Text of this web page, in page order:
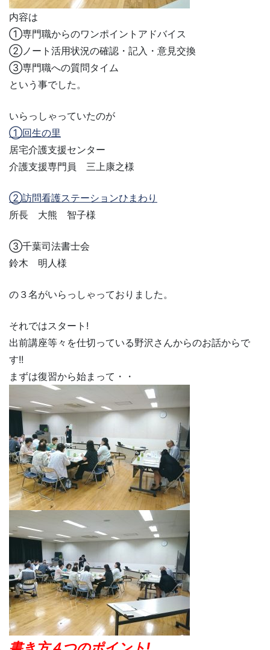
内容は
①専門職からのワンポイントアドバイス
②ノート活用状況の確認・記入・意見交換
③専門職への質問タイム
という事でした。
いらっしゃっていたのが
①回生の里
居宅介護支援センター
介護支援専門員 三上康之様
②訪問看護ステーションひまわり
所長 大熊 智子様
③千葉司法書士会
鈴木 明人様
の３名がいらっしゃっておりました。
それではスタート!
出前講座等々を仕切っている野沢さんからのお話からで
す!!
まずは復習から始まって・・